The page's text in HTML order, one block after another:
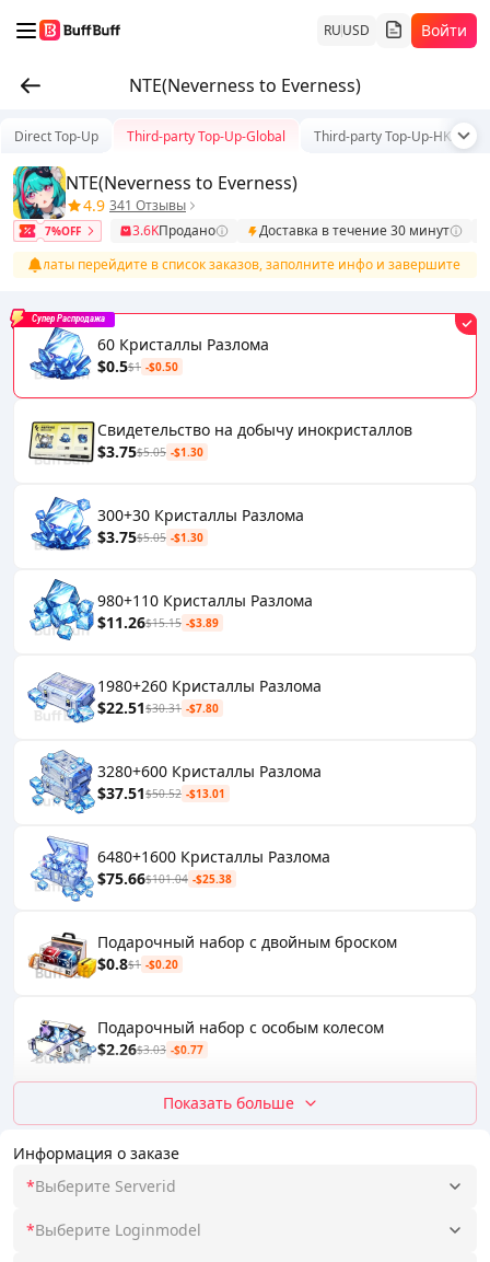
RUUSD Войти
NTE(Neverness to Everness)
Информация о заказе
*Выберите Serverid
*Выберите Loginmodel
Direct Top-Up Third-party Top-Up-Global Third-party Top-Up-HK/TW/
NTE(Neverness to Everness)
4.9 341 Отзывы
7%OFF 3.6KПродано
Доставка в течение 30 минут
оплаты перейдите в список заказов, заполните инфо и завершите
60 Кристаллы Разлома
$0.5$1 -$0.50
Супер Распродажа
Свидетельство на добычу инокристаллов
$3.75$5.05 -$1.30
300+30 Кристаллы Разлома
$3.75$5.05 -$1.30
980+110 Кристаллы Разлома
$11.26$15.15 -$3.89
1980+260 Кристаллы Разлома
$22.51$30.31 -$7.80
3280+600 Кристаллы Разлома
$37.51$50.52 -$13.01
6480+1600 Кристаллы Разлома
$75.66$101.04 -$25.38
Подарочный набор с двойным броском
$0.8$1 -$0.20
Подарочный набор с особым колесом
$2.26$3.03 -$0.77
Показать больше